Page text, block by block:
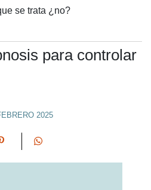
se trata ¿no?
para controlar
2025